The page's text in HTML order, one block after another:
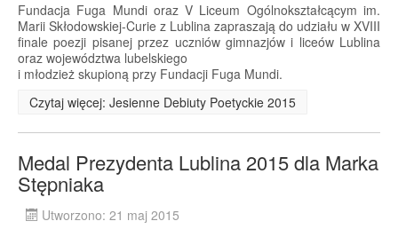
Fundacja Fuga Mundi oraz V Liceum Ogólnokształcącym im.
Marii Skłodowskiej-Curie z Lublina zapraszają do udziału w XVIII
finale poezji pisanej przez uczniów gimnazjów i liceów Lublina
oraz województwa lubelskiego
i młodzież skupioną przy Fundacji Fuga Mundi.
Czytaj więcej: Jesienne Debiuty Poetyckie 2015
Medal Prezydenta Lublina 2015 dla Marka
Stępniaka
Utworzono: 21 maj 2015